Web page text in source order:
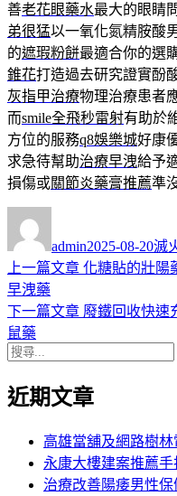
善老花眼藥水最大的眼睛
弟很猛以一氧化氮精胺酸
的遮瑕粉餅最適合你的選
錐花打造過去研究證實酚
灰指甲治療物理治療患者
而smile全飛秒雷射有助於
方位的服務q8娛樂城好康
求急待幫助治療早洩給予
損傷或關節炎藥膏推薦準
者
admin佈
日
2025-08-20類
滅
文
章
導
覽
上一篇文章 上
篇
化糖貼的壯陽
早洩藥
下一篇文章 下
章:
廢鐵回收快速
鼠藥
搜
關
近期文章
高雄當舖及網路樹
永康大樓建案推薦
治療改善陽痿男性